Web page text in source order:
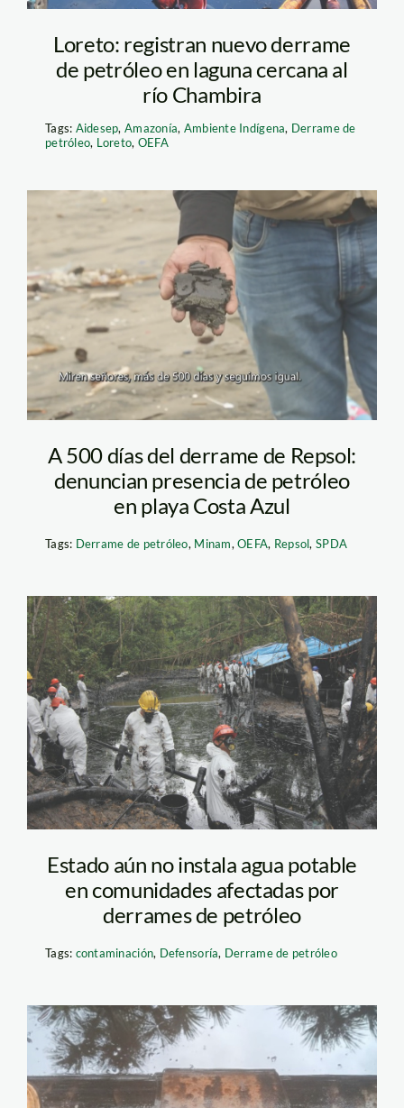
Loreto: registran nuevo derrame
de petróleo en laguna cercana al
río Chambira
Tags: Aidesep,Amazonía, Ambiente Indígena, Derrame de
petróleo, Loreto, OEFA
derrame de petroleo –
ventanilla – costa azul
– actualidad
ambiental
A 500 días del derrame de Repsol:
denuncian presencia de petróleo
en playa Costa Azul
Tags: Derrame de petróleo, Minam,OEFA, Repsol, SPDA
derrame chiriaco
amazonas – barbara
fraser
Estado aún no instala agua potable
en comunidades afectadas por
derrames de petróleo
Tags: contaminación, Defensoría, Derrame de petróleo
derrame de petroleo –